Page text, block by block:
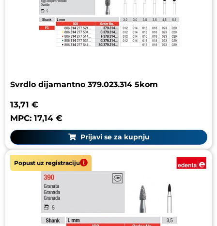
Svrdlo dijamantno 379.023.314 5kom
13,71 €
MPC: 17,14 €
Prijavi se za kupnju
Popust uz registraciju